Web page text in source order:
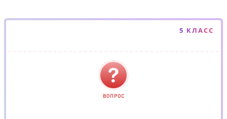
5 КЛАСС
ВОПРОС